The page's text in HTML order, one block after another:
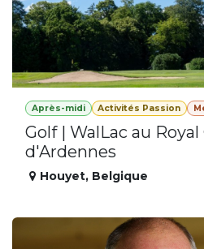
Après-midi Activités Passion
Golf | WalLac au Royal
d'Ardennes
Houyet, Belgique